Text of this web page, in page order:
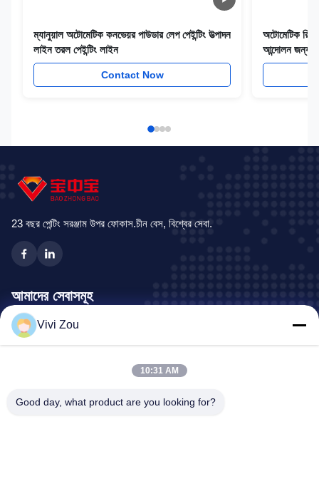
ম্যানুয়াল অটোমেটিক কনভেয়র পাউডার লেপ পেইন্টিং উত্পাদন
লাইন তরল পেইন্টিং লাইন
Contact Now
অটোমেটিক
আন্দোলন জন্য
23 বছর পেন্টিং সরঞ্জাম উপর ফোকাস.চীন বেস, বিশ্বের সেবা.
আমাদের সেবাসমূহ
যানবাহন পেইন্টিং উত্পাদন লাইন
Vivi Zou
10:31 AM
Good day, what product are you looking for?